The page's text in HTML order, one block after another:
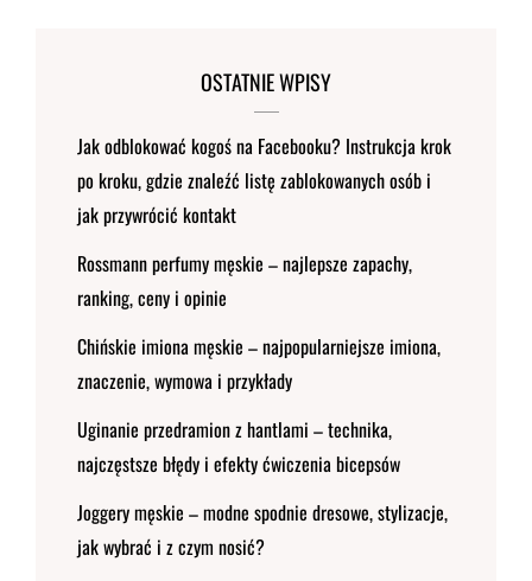
OSTATNIE WPISY
Jak odblokować kogoś na Facebooku? Instrukcja krok
po kroku, gdzie znaleźć listę zablokowanych osób i
jak przywrócić kontakt
Rossmann perfumy męskie – najlepsze zapachy,
ranking, ceny i opinie
Chińskie imiona męskie – najpopularniejsze imiona,
znaczenie, wymowa i przykłady
Uginanie przedramion z hantlami – technika,
najczęstsze błędy i efekty ćwiczenia bicepsów
Joggery męskie – modne spodnie dresowe, stylizacje,
jak wybrać i z czym nosić?